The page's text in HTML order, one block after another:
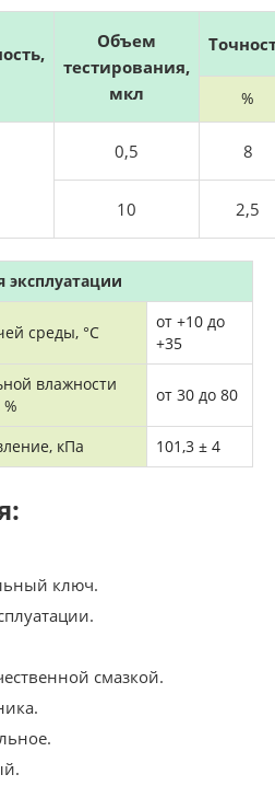
Объем
тестирования,
мкл
%
0,5 8
10 2,5
эксплуатации
среды, °C
от +10 до
+35
влажности
%
от 30 до 80
кПа 101,3 ± 4
ключ.
смазкой.